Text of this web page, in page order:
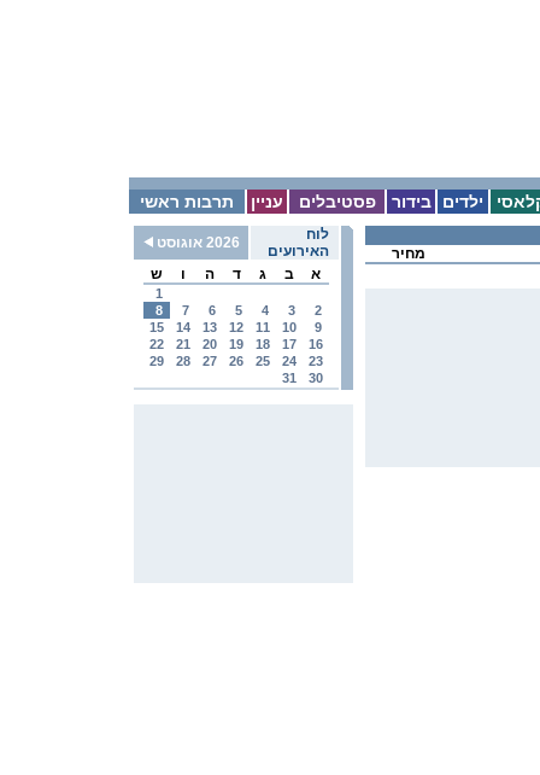
תרבות ראשי עניין פסטיבלים בידור ילדים
לוח
האירועים
2026 אוגוסט
א
ב ג ד ה ו ש
1
2
3
4
5
6
7
8
9
10
11
12
13
14
15
16
17
18
19
20
21
22
23
24
25
26
27
28
29
30
31
מחיר